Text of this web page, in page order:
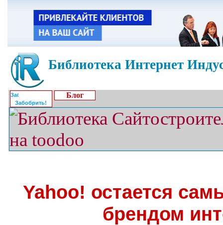
Библиотека Интернет
Забобрить!
Блог
Yahoo! остается
брендом